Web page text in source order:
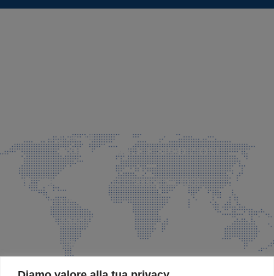
info@faeg.it
COMMERCIALE E SPEDIZIONI
Via Padre Elzi, 32 Grassobbio (BG)
035 525015
035 335037
info@faeg.it
SITE MAP